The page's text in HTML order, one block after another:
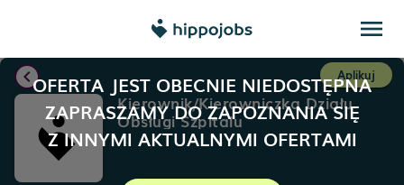
menu
OFERTA JEST OBECNIE NIEDOSTĘPNA
ZAPRASZAMY DO ZAPOZNANIA SIĘ
Z INNYMI AKTUALNYMI OFERTAMI
chevron_left Aplikuj
Kierownik/Kierowniczka Działu
Obsługi Szpitalu